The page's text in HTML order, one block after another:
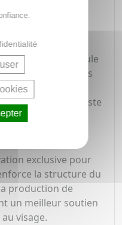
35 nutriments
de
cutanées et stimule
la peau plus
cutanées et booste
ainsi la
pour un aspect
exclusive pour
la structure du
production de
un meilleur soutien
visage.